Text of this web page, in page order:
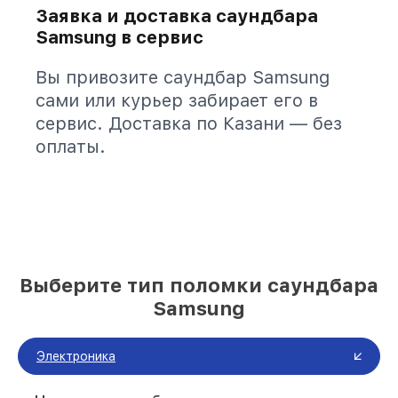
Заявка и доставка саундбара
Samsung в сервис
Вы привозите саундбар Samsung
сами или курьер забирает его в
сервис. Доставка по Казани — без
оплаты.
Выберите тип поломки саундбара
Samsung
Электроника